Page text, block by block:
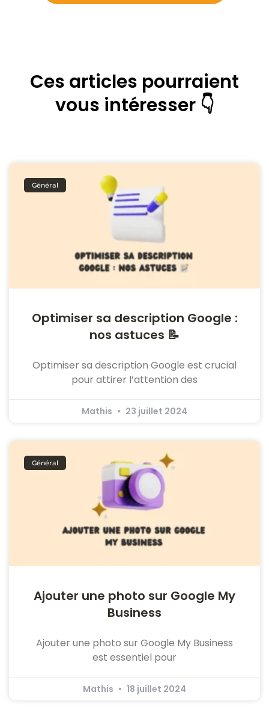
Ces articles pourraient
vous intéresser 👇
Général
Optimiser sa description Google :
nos astuces 📝
Optimiser sa description Google est crucial
pour attirer l’attention des
Mathis 23 juillet 2024
Général
Ajouter une photo sur Google My
Business
Ajouter une photo sur Google My Business
est essentiel pour
Mathis 18 juillet 2024